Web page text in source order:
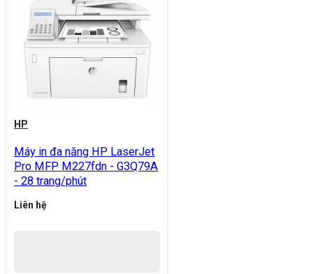
HP
Máy in đa năng HP LaserJet
Pro MFP M227fdn - G3Q79A
- 28 trang/phút
Liên hệ